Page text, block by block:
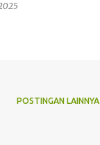
POSTINGAN LAINNYA